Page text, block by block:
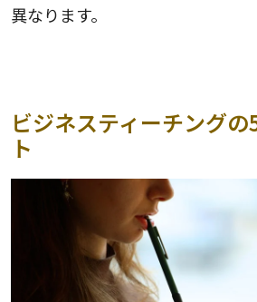
異なります。
ビジネスティーチング
ト